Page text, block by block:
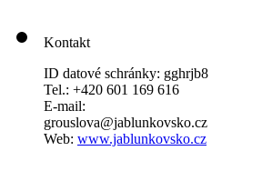
Kontakt
ID datové schránky: gghrjb8
Tel.: +420 601 169 616
E-mail:
grouslova@jablunkovsko.cz
Web: www.jablunkovsko.cz